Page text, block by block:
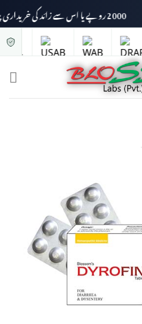
2000 روپے یا اس سے زائد کی خریداری پر ڈیلیوری چارجز وصول نہیں کیے جائیں گے۔